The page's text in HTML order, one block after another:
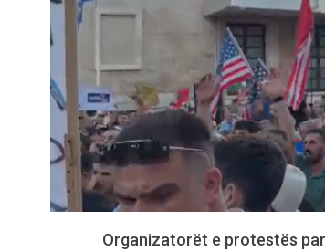
Organizatorët e protestës